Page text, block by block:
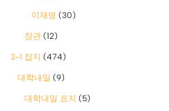
이재명 (30)
장관 (12)
3-1 잡지 (474)
대학내일 (9)
대학내일 표지 (5)